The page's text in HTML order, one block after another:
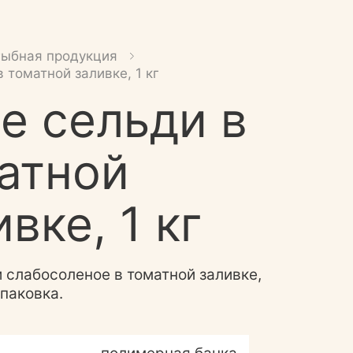
продукция
заливке, 1 кг
сельди в
1 кг
в томатной заливке,